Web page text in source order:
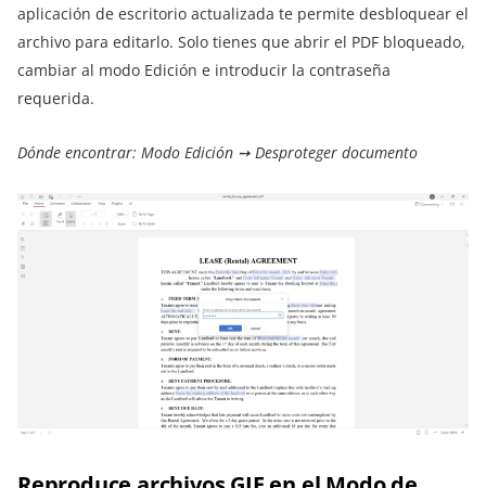
aplicación de escritorio actualizada te permite desbloquear el
archivo para editarlo. Solo tienes que abrir el PDF bloqueado,
cambiar al modo Edición e introducir la contraseña
requerida.
Dónde encontrar: Modo Edición ➙ Desproteger documento